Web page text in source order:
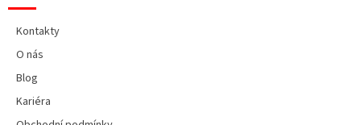
Kontakty
O nás
Blog
Kariéra